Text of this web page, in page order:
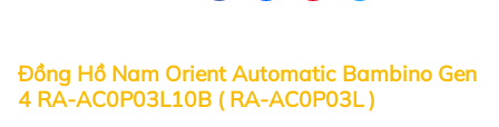
Đồng Hồ Nam Orient Automatic Bambino Gen
4 RA-AC0P03L10B ( RA-AC0P03L )